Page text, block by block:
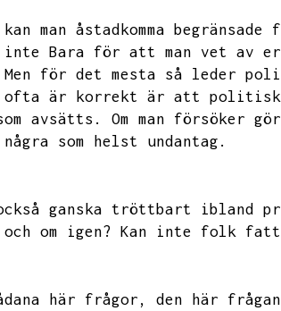
man åstadkomma
inte Bara för att man vet av
Men för det mesta så leder
ofta är korrekt är att
avsätts.
Om man försöker
som helst undantag.
ganska tröttbart ibland
om igen? Kan inte folk fatta
här frågor, den här